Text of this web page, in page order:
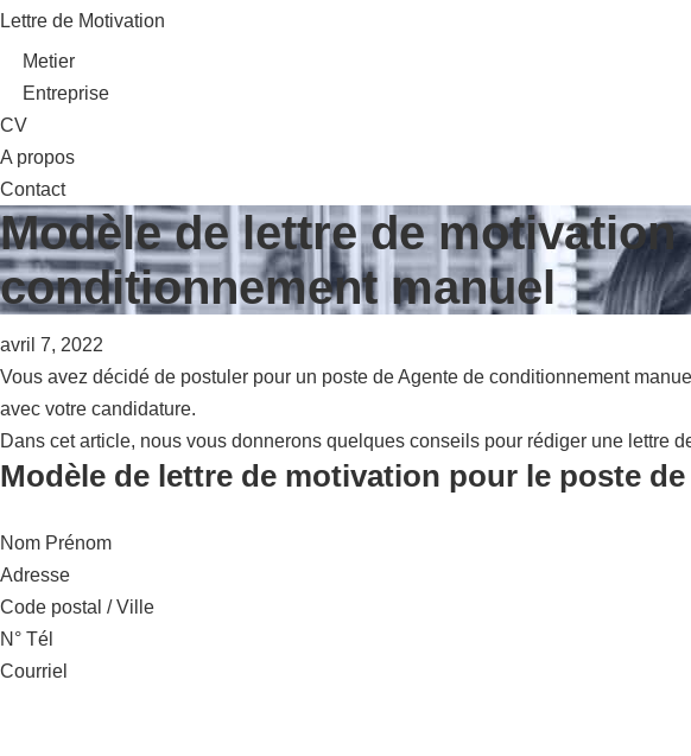
Lettre de Motivation
Metier
Entreprise
CV
A propos
Contact
Modèle de lettre de
conditionnement manuel
avril 7, 2022
Vous avez décidé de postuler pour un poste de Agente de conditionnement
avec votre candidature.
Dans cet article, nous vous donnerons quelques conseils pour rédiger une lettre
Modèle de lettre de motivation pour le poste
Nom Prénom
Adresse
Code postal / Ville
N° Tél
Courriel